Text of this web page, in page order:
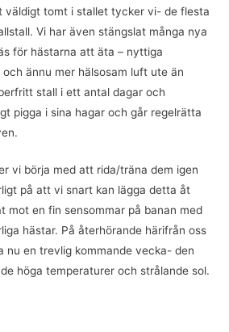
väldigt tomt i stallet tycker vi- de flesta
Vi har även stängslat många nya
för hästarna att äta – nyttiga
ännu mer hälsosam luft ute än
stall i ett antal dagar och
pigga i sina hagar och går regelrätta
vi börja med att rida/träna dem igen
på att vi snart kan lägga detta åt
mot en fin sensommar på banan med
hästar. På återhörande härifrån oss
nu en trevlig kommande vecka- den
höga temperaturer och strålande sol.